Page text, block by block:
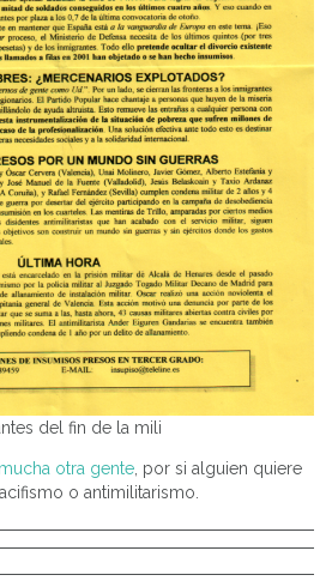
del fin de la mili
mucha otra gente, por si alguien quiere
o antimilitarismo.